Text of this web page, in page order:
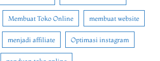
Membuat Toko Online membuat website
menjadi affiliate Optimasi instagram